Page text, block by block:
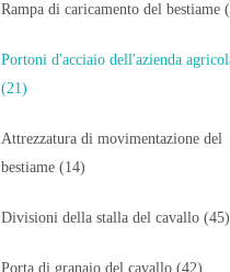
Rampa di caricamento del bestiame
Portoni d'acciaio dell'azienda
(21)
Attrezzatura di movimentazione del
bestiame (14)
Divisioni della stalla del cavallo (45)
Porta di granaio del cavallo (42)